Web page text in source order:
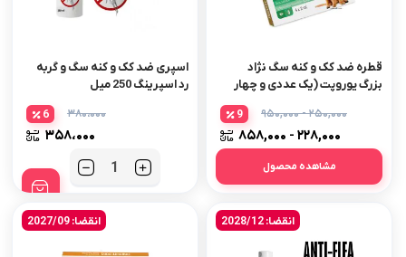
قطره ضد کک و کنه سگ نژاد
بزرگ یوروپت (یک عددی و چهار
۲۵۰,۰۰۰ - ۹۵۰,۰۰۰
۲۲۸,۰۰۰ - ۸۵۸,۰۰۰
9
مشاهده محصول
اسپری ضد کک و کنه سگ و گربه
رد اسپرینگ 250 میل
۳۸۰،۰۰۰
۳۵۸،۰۰۰
6
تعداد
انقضا: 2028/12 انقضا: 2027/09